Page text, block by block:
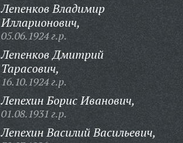
Лепенков Владимир
Илларионович,
05.06.1924 г.р.
Лепенков Дмитрий
Тарасович,
16.10.1924 г.р.
Лепехин Борис Иванович,
01.08.1931 г.р.
Лепехин Василий Васильевич,